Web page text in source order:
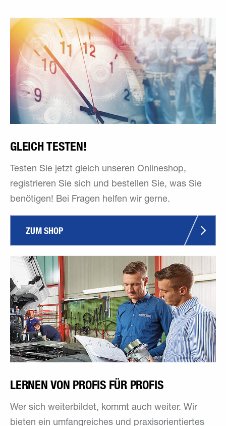
GLEICH TESTEN!
Testen Sie jetzt gleich unseren Onlineshop,
registrieren Sie sich und bestellen Sie, was Sie
benötigen! Bei Fragen helfen wir gerne.
ZUM SHOP
LERNEN VON PROFIS FÜR PROFIS
Wer sich weiterbildet, kommt auch weiter. Wir
bieten ein umfangreiches und praxisorientiertes